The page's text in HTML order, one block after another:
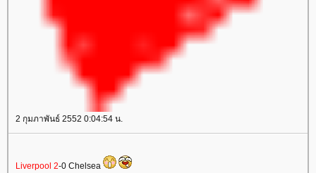
2 กุมภาพันธ์ 2552 0:04:54 น.
Liverpool 2-0 Chelsea